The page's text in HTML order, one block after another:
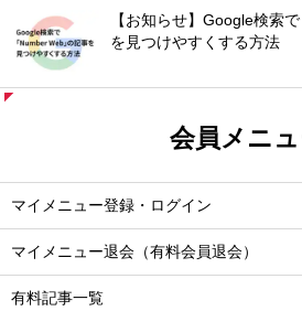
【お知らせ】Google検索
を見つけやすくする方法
会員メニ
マイメニュー登録・ログイン
マイメニュー退会（有料会員退会）
有料記事一覧